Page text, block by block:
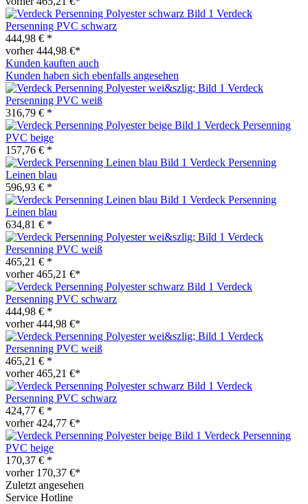
Verdeck
Persenning PVC schwarz
444,98 € *
vorher 444,98 €*
Kunden kauften auch
Kunden haben sich ebenfalls angesehen
Verdeck
Persenning PVC weiß
316,79 € *
Verdeck Persenning
PVC beige
157,76 € *
Verdeck Persenning
Leinen blau
596,93 € *
Verdeck Persenning
Leinen blau
634,81 € *
Verdeck
Persenning PVC weiß
465,21 € *
vorher 465,21 €*
Verdeck
Persenning PVC schwarz
444,98 € *
vorher 444,98 €*
Verdeck
Persenning PVC weiß
465,21 € *
vorher 465,21 €*
Verdeck
Persenning PVC schwarz
424,77 € *
vorher 424,77 €*
Verdeck Persenning
PVC beige
170,37 € *
vorher 170,37 €*
Zuletzt angesehen
Service Hotline